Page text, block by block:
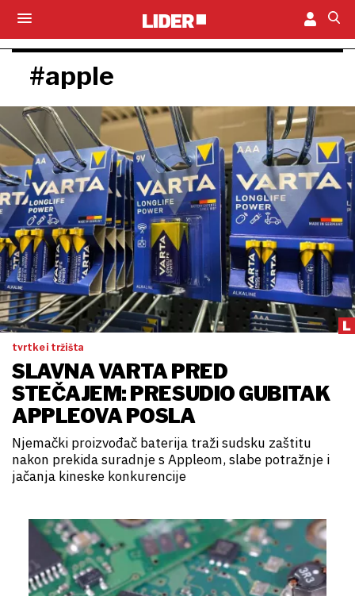
#apple
tvrtke i tržišta
SLAVNA VARTA PRED
STEČAJEM: PRESUDIO GUBITAK
APPLEOVA POSLA
Njemački proizvođač baterija traži sudsku zaštitu
nakon prekida suradnje s Appleom, slabe potražnje i
jačanja kineske konkurencije